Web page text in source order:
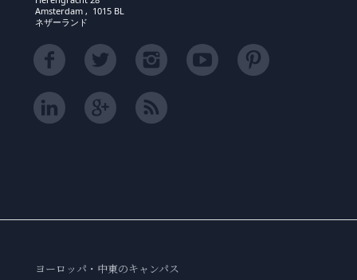
Amsterdam , 1015 BL
ネザーランド
ヨーロッパ・中東のキャンパス